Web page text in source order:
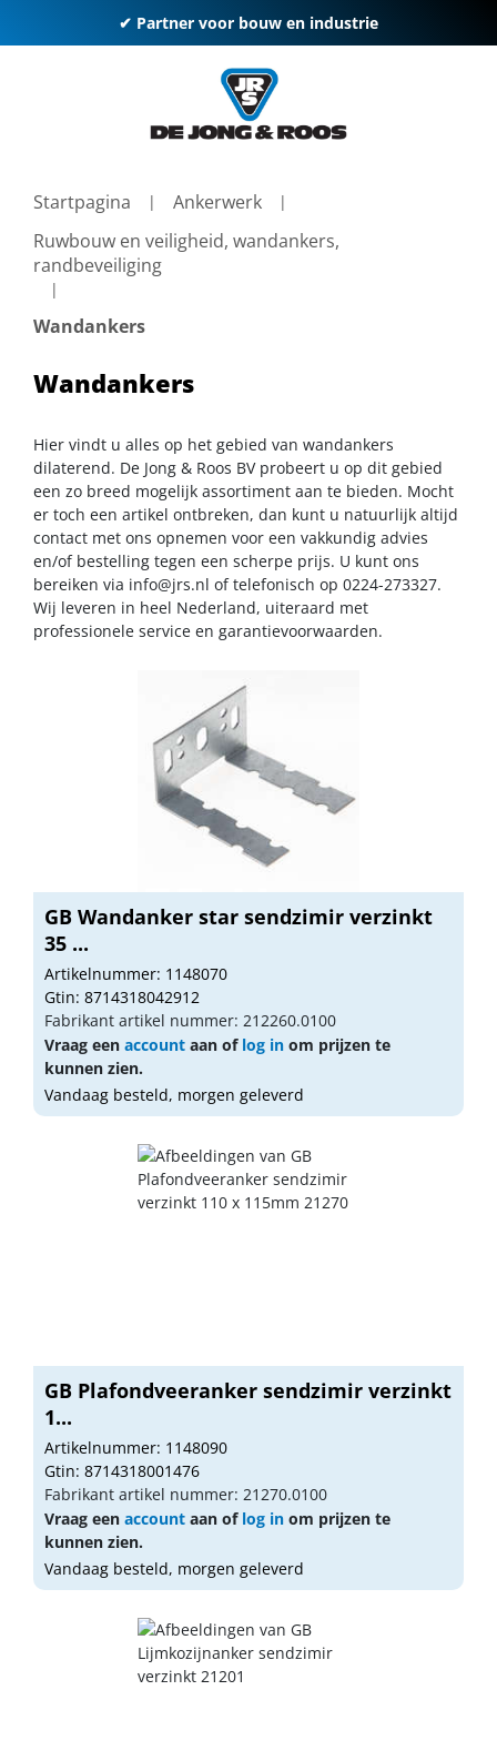
✔ Partner voor bouw en industrie
Startpagina
Ankerwerk
Ruwbouw en veiligheid, wandankers,
randbeveiliging
Wandankers
Wandankers
Hier vindt u alles op het gebied van wandankers
dilaterend. De Jong & Roos BV probeert u op dit gebied
een zo breed mogelijk assortiment aan te bieden. Mocht
er toch een artikel ontbreken, dan kunt u natuurlijk altijd
contact met ons opnemen voor een vakkundig advies
en/of bestelling tegen een scherpe prijs. U kunt ons
bereiken via info@jrs.nl of telefonisch op 0224-273327.
Wij leveren in heel Nederland, uiteraard met
professionele service en garantievoorwaarden.
GB Wandanker star sendzimir verzinkt
35 ...
Artikelnummer: 1148070
Gtin: 8714318042912
Fabrikant artikel nummer: 212260.0100
Vraag een account aan of log in om prijzen te
kunnen zien.
Vandaag besteld, morgen geleverd
GB Plafondveeranker sendzimir verzinkt
1...
Artikelnummer: 1148090
Gtin: 8714318001476
Fabrikant artikel nummer: 21270.0100
Vraag een account aan of log in om prijzen te
kunnen zien.
Vandaag besteld, morgen geleverd